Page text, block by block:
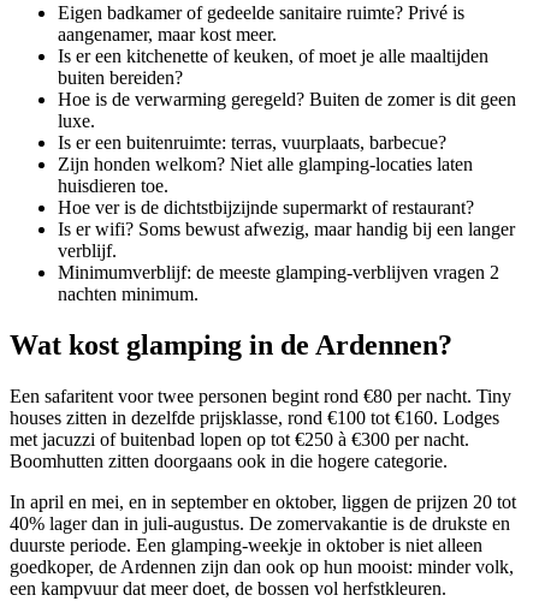
Eigen badkamer of gedeelde sanitaire ruimte? Privé is
aangenamer, maar kost meer.
Is er een kitchenette of keuken, of moet je alle maaltijden
buiten bereiden?
Hoe is de verwarming geregeld? Buiten de zomer is dit geen
luxe.
Is er een buitenruimte: terras, vuurplaats, barbecue?
Zijn honden welkom? Niet alle glamping-locaties laten
huisdieren toe.
Hoe ver is de dichtstbijzijnde supermarkt of restaurant?
Is er wifi? Soms bewust afwezig, maar handig bij een langer
verblijf.
Minimumverblijf: de meeste glamping-verblijven vragen 2
nachten minimum.
Wat kost glamping in de Ardennen?
Een safaritent voor twee personen begint rond €80 per nacht. Tiny
houses zitten in dezelfde prijsklasse, rond €100 tot €160. Lodges
met jacuzzi of buitenbad lopen op tot €250 à €300 per nacht.
Boomhutten zitten doorgaans ook in die hogere categorie.
In april en mei, en in september en oktober, liggen de prijzen 20 tot
40% lager dan in juli-augustus. De zomervakantie is de drukste en
duurste periode. Een glamping-weekje in oktober is niet alleen
goedkoper, de Ardennen zijn dan ook op hun mooist: minder volk,
een kampvuur dat meer doet, de bossen vol herfstkleuren.